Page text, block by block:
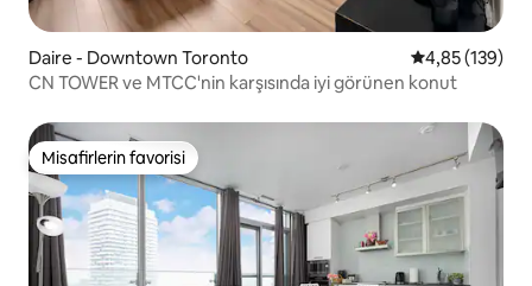
Daire - Downtown Toronto 5 üzerinden
4,85 (139)
CN TOWER ve MTCC'nin karşısında iyi görünen konut
Misafirlerin favorisi
Misafirlerin favorisi